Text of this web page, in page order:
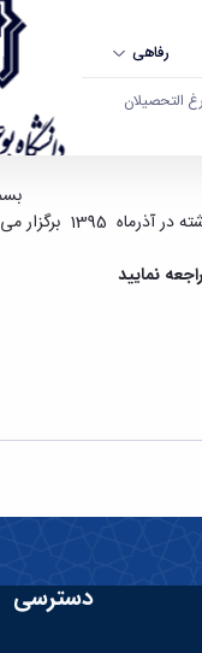
رفاهی
التحصیلان
بوعلی سینا
به عمل خواهد آمد.
نمایید
دسترسی